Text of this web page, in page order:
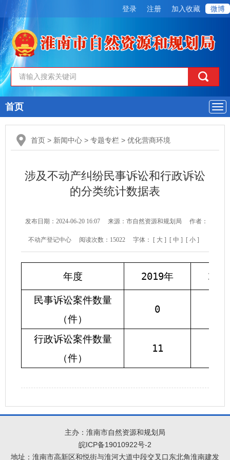
登录 注册 加入收藏 微博
导
航
首页
首页 > 新闻中心 > 专题专栏 > 优化营商环境
涉及不动产纠纷民事诉讼和行政诉讼
的分类统计数据表
发布日期：2024-06-20 16:07 来源：市自然资源和规划局 作者：
不动产登记中心 阅读次数： 15022 字体： [ 大 ] [ 中 ] [ 小 ]
年度 2019年
民事诉讼案件数量
（件）
0
行政诉讼案件数量
（件）
11
主办：淮南市自然资源和规划局
皖ICP备19010922号-2
地址：淮南市高新区和悦街与淮河大道中段交叉口东北角淮南建发